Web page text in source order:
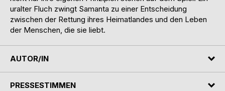
uralter Fluch zwingt Samanta zu einer Entscheidung
zwischen der Rettung ihres Heimatlandes und den Leben
der Menschen, die sie liebt.
AUTOR/IN
PRESSESTIMMEN